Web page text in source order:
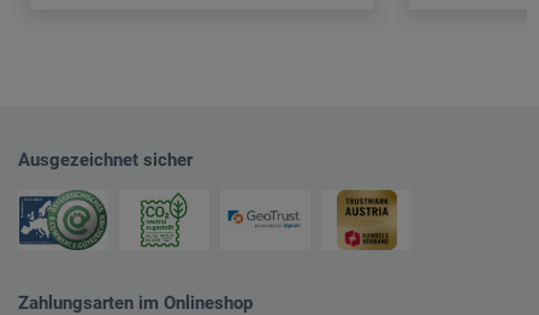
Ausgezeichnet sicher
Zahlungsarten im Onlineshop